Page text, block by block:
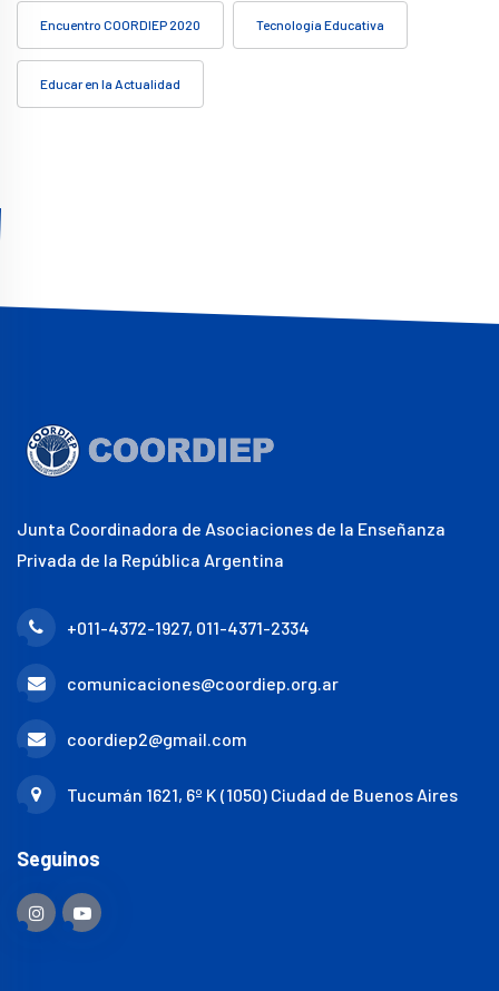
Encuentro COORDIEP 2020 Tecnología Educativa
Educar en la Actualidad
Junta Coordinadora de Asociaciones de la Enseñanza
Privada de la República Argentina
+011-4372-1927, 011-4371-2334
comunicaciones@coordiep.org.ar
coordiep2@gmail.com
Tucumán 1621, 6º K (1050) Ciudad de Buenos Aires
Seguinos